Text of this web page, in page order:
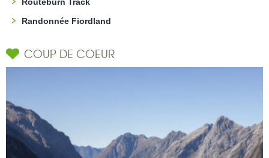
Randonnée Fiordland
COUP DE COEUR